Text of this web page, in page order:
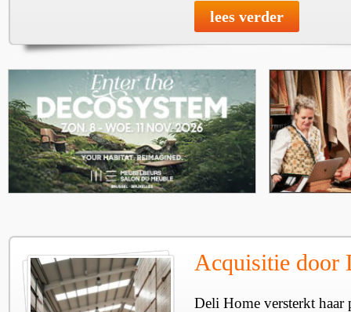
lees verder
Acquisitie door
Deli Home versterkt haar